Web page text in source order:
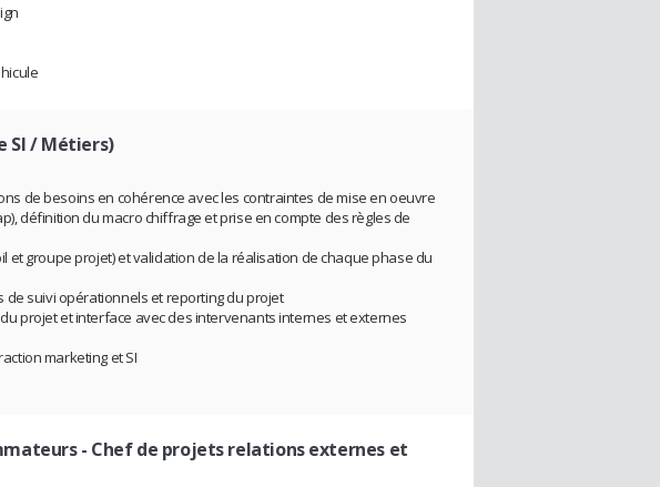
SI / Métiers)
de besoins en cohérence avec les contraintes de mise en oeuvre
définition du macro chiffrage et prise en compte des règles de
et groupe projet) et validation de la réalisation de chaque phase du
de suivi opérationnels et reporting du projet
projet et interface avec des intervenants internes et externes
marketing et SI
- Chef de projets relations externes et